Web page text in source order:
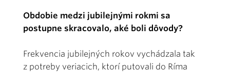
Obdobie medzi jubilejnými rokmi sa
postupne skracovalo, aké boli dôvody?
Frekvencia jubilejných rokov vychádzala tak
z potreby veriacich, ktorí putovali do Ríma